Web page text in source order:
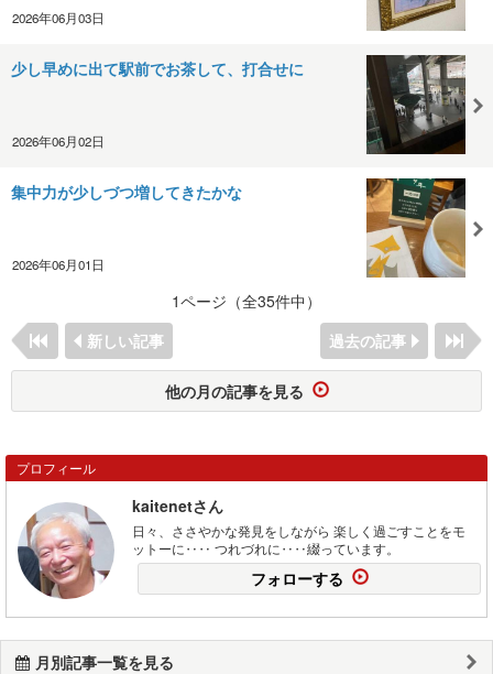
2026年06月03日
少し早めに出て駅前でお茶して、打合せに
2026年06月02日
集中力が少しづつ増してきたかな
2026年06月01日
1ページ（全35件中）
新しい記事
過去の記事
他の月の記事を見る
プロフィール
kaitenetさん
日々、ささやかな発見をしながら 楽しく過ごすことをモ
ットーに‥‥ つれづれに‥‥綴っています。
フォローする
月別記事一覧を見る